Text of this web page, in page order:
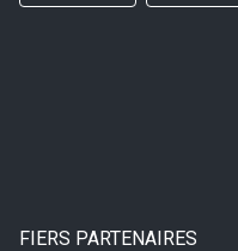
FIERS PARTENAIRES